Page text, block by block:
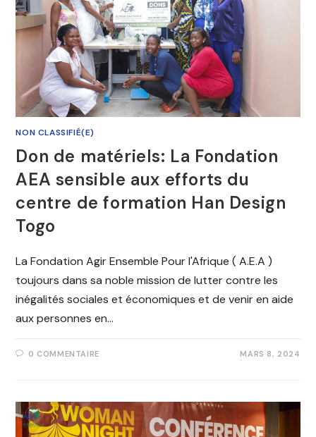
NON CLASSIFIÉ(E)
Don de matériels: La Fondation
AEA sensible aux efforts du
centre de formation Han Design
Togo
La Fondation Agir Ensemble Pour l'Afrique ( A.E.A )
toujours dans sa noble mission de lutter contre les
inégalités sociales et économiques et de venir en aide
aux personnes en…
0 COMMENTAIRE MARS 8, 2024